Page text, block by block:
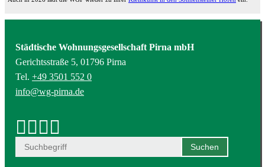
Städtische Wohnungsgesellschaft Pirna mbH
Gerichtsstraße 5, 01796 Pirna
Tel. +49 3501 552 0
info@wg-pirna.de